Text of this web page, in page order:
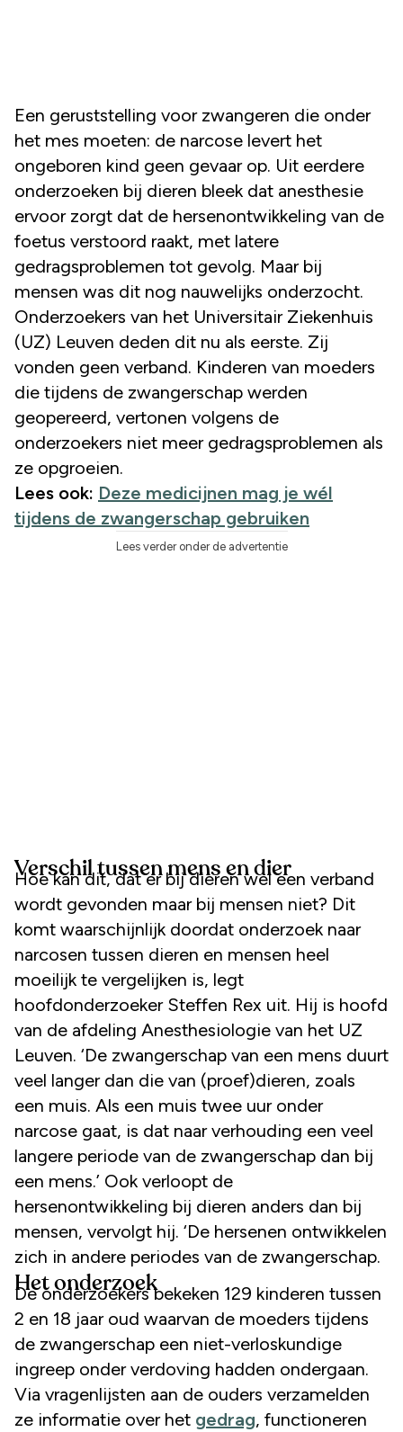
Een geruststelling voor zwangeren die onder
het mes moeten: de narcose levert het
ongeboren kind geen gevaar op. Uit eerdere
onderzoeken bij dieren bleek dat anesthesie
ervoor zorgt dat de hersenontwikkeling van de
foetus verstoord raakt, met latere
gedragsproblemen tot gevolg. Maar bij
mensen was dit nog nauwelijks onderzocht.
Onderzoekers van het Universitair Ziekenhuis
(UZ) Leuven deden dit nu als eerste. Zij
vonden geen verband. Kinderen van moeders
die tijdens de zwangerschap werden
geopereerd, vertonen volgens de
onderzoekers niet meer gedragsproblemen als
ze opgroeien.
Lees ook: Deze medicijnen mag je wél
tijdens de zwangerschap gebruiken
Lees verder onder de advertentie
Verschil tussen mens en dier
Hoe kan dit, dat er bij dieren wel een verband
wordt gevonden maar bij mensen niet? Dit
komt waarschijnlijk doordat onderzoek naar
narcosen tussen dieren en mensen heel
moeilijk te vergelijken is, legt
hoofdonderzoeker Steffen Rex uit. Hij is hoofd
van de afdeling Anesthesiologie van het UZ
Leuven. ‘De zwangerschap van een mens duurt
veel langer dan die van (proef)dieren, zoals
een muis. Als een muis twee uur onder
narcose gaat, is dat naar verhouding een veel
langere periode van de zwangerschap dan bij
een mens.’ Ook verloopt de
hersenontwikkeling bij dieren anders dan bij
mensen, vervolgt hij. ‘De hersenen ontwikkelen
zich in andere periodes van de zwangerschap.
Het onderzoek
De onderzoekers bekeken 129 kinderen tussen
2 en 18 jaar oud waarvan de moeders tijdens
de zwangerschap een niet-verloskundige
ingreep onder verdoving hadden ondergaan.
Via vragenlijsten aan de ouders verzamelden
ze informatie over het gedrag, functioneren